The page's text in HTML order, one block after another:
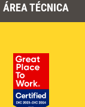
ÁREA TÉCNICA